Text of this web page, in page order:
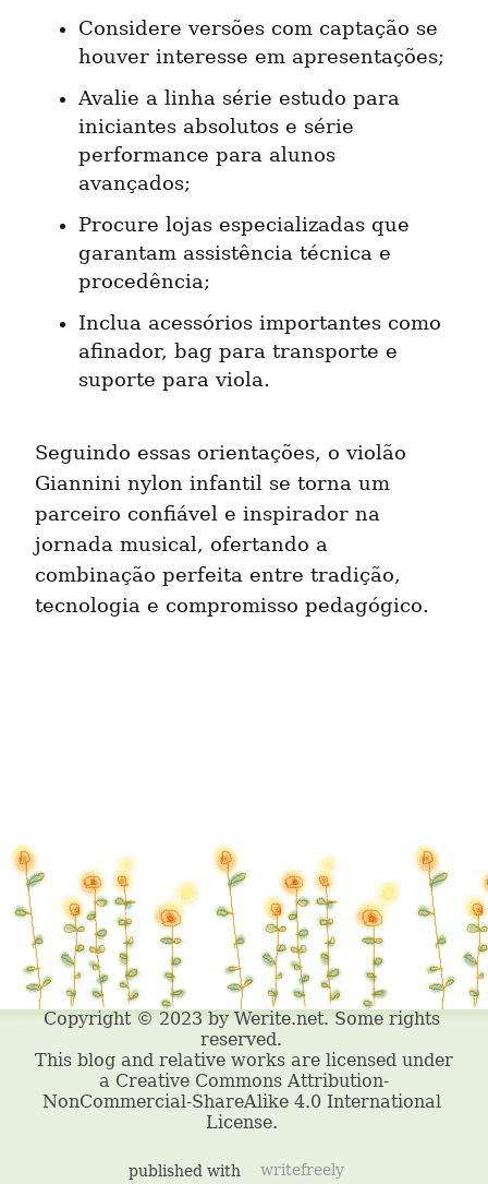
Considere versões com captação se
houver interesse em apresentações;
Avalie a linha série estudo para
iniciantes absolutos e série
performance para alunos
avançados;
Procure lojas especializadas que
garantam assistência técnica e
procedência;
Inclua acessórios importantes como
afinador, bag para transporte e
suporte para viola.
Seguindo essas orientações, o violão
Giannini nylon infantil se torna um
parceiro confiável e inspirador na
jornada musical, ofertando a
combinação perfeita entre tradição,
tecnologia e compromisso pedagógico.
published with writefreely